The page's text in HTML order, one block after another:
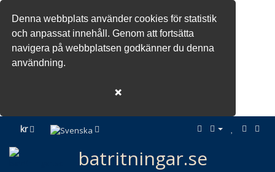
Denna webbplats använder cookies för statistik
och anpassat innehåll. Genom att fortsätta
navigera på webbplatsen godkänner du denna
användning.
❌
kr
batritningar.se